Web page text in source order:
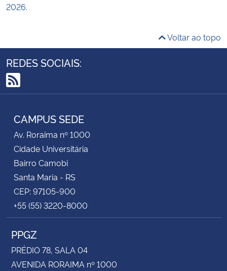
2026.
Voltar ao topo
REDES SOCIAIS:
RSS
CAMPUS SEDE
Av. Roraima nº 1000
Cidade Universitária
Bairro Camobi
Santa Maria - RS
CEP: 97105-900
+55 (55) 3220-8000
PPGZ
PRÉDIO 78, SALA 04
AVENIDA RORAIMA nº 1000